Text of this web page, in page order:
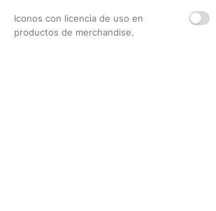
Iconos con licencia de uso en
productos de merchandise.